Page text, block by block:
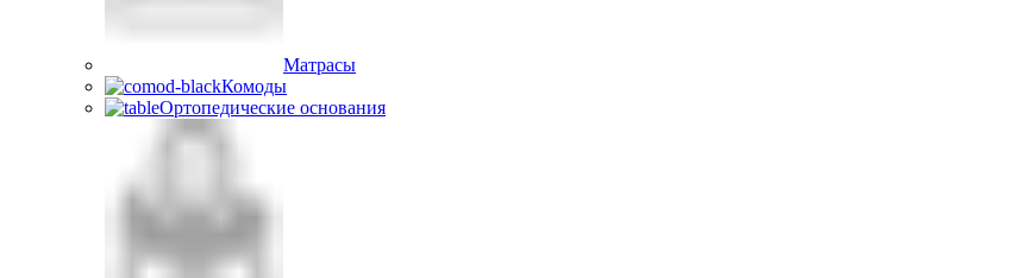
Матрасы
Комоды
Ортопедические основания